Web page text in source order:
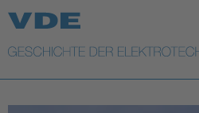
Top Themen
Weitere Themen